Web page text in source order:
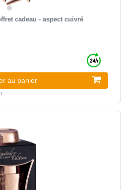
cadeau - aspect cuivré
au panier